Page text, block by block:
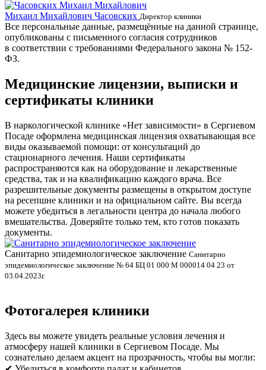
Михаил Михайлович Часовских Директор клиники
Все персональные данные, размещённые на данной странице,
опубликованы с письменного согласия сотрудников
в соответствии с требованиями Федерального закона № 152-
ФЗ.
Медицинские лицензии, выписки и
сертификаты клиники
В наркологической клинике «Нет зависимости» в Сергиевом
Посаде оформлена медицинская лицензия охватывающая все
виды оказываемой помощи: от консультаций до
стационарного лечения. Наши сертификаты
распространяются как на оборудование и лекарственные
средства, так и на квалификацию каждого врача. Все
разрешительные документы размещены в открытом доступе
на ресепшне клиники и на официальном сайте. Вы всегда
можете убедиться в легальности центра до начала любого
вмешательства. Доверяйте только тем, кто готов показать
документы.
Санитарно эпидемиологическое заключение Санитарно
эпидемиологическое заключение № 64 БЦ 01 000 М 000014 04 23 от
03.04.2023г.
Фотогалерея клиники
Здесь вы можете увидеть реальные условия лечения и
атмосферу нашей клиники в Сергиевом Посаде. Мы
сознательно делаем акцент на прозрачность, чтобы вы могли: